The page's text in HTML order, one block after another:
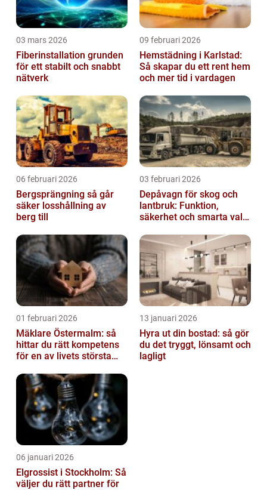
03 mars 2026
Fiberinstallation grunden
för ett stabilt och snabbt
nätverk
09 februari 2026
Hemstädning i Karlstad:
Så skapar du ett rent hem
och mer tid i vardagen
06 februari 2026
Bergsprängning så går
säker losshållning av
berg till
03 februari 2026
Depåvagn för skog och
lantbruk: Funktion,
säkerhet och smarta val
01 februari 2026
Mäklare Östermalm: så
hittar du rätt kompetens
för en av livets största
13 januari 2026
Hyra ut din bostad: så gör
du det tryggt, lönsamt och
lagligt
06 januari 2026
Elgrossist i Stockholm: Så
väljer du rätt partner för